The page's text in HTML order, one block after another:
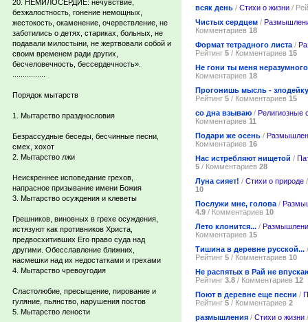
20. НЕМИЛОСЕРДИЕ: нечувствие,
безжалостность, гонение немощных,
жестокость, окаменение, очервствление, не
заботились о детях, стариках, больных, не
подавали милостыни, не жертвовали собой и
своим временем ради других,
бесчеловечность, бессердечность».
Порядок мытарств
1. Мытарство празднословия
Безрассудные беседы, бесчинные песни,
смех, хохот
2. Мытарство лжи
Неискреннее исповедание грехов,
напрасное призывание имени Божия
3. Мытарство осуждения и клеветы
Грешников, виновных в грехе осуждения,
истязуют как противников Христа,
предвосхитивших Его право суда над
другими. Обесславление ближних,
насмешки над их недостатками и грехами
4. Мытарство чревоугодия
Сластолюбие, пресыщение, пирование и
гуляние, пьянство, нарушения постов
5. Мытарство лености
всяк день / Стихи о жизни /
Чистых сердцем /
Комментариев 18
Формат тетрадного листа /
Рейтинг 5 / Комментариев 15
Не гони ты меня неразумного
Комментариев 18
Прогонишь мысль - злодейку
Рейтинг 5 / Комментариев 15
со дна взываю / Религиозные
Комментариев 11
Подари же осень /
Комментариев 16
Нас истребляют нищетой /
5 / Комментариев 28
Луна сияет! / Стихи о природе
10
Послужи мне, голова /
4.9 / Комментариев 10
Лето клонится... /
Комментариев 15
Тишина в деревне русской...
Рейтинг 5 / Комментариев 10
Не распятых в Рай не
Рейтинг 3.8 / Комментариев 12
Поют в деревне еще песни /
Рейтинг 5 / Комментариев 2
размышления / Стихи о жизни